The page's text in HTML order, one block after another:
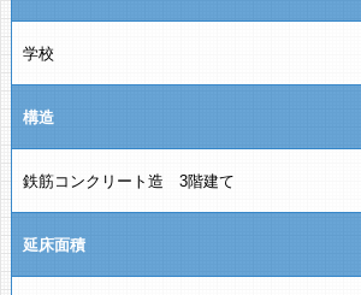
学校
構造
鉄筋コンクリート造 3階建て
延床面積